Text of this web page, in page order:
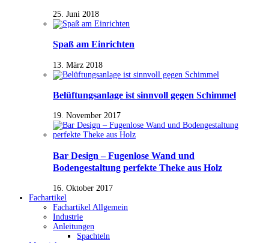
25. Juni 2018
Spaß am Einrichten
13. März 2018
Belüftungsanlage ist sinnvoll gegen Schimmel
19. November 2017
Bar Design – Fugenlose Wand und
Bodengestaltung perfekte Theke aus Holz
16. Oktober 2017
Fachartikel
Fachartikel Allgemein
Industrie
Anleitungen
Spachteln